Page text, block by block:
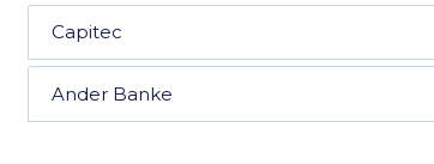
Capitec
Ander Banke